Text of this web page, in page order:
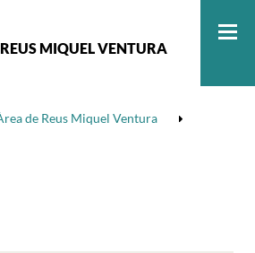
MIQUEL VENTURA
de Reus Miquel Ventura